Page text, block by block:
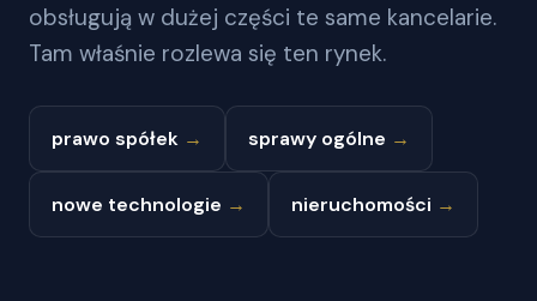
obsługują w dużej części te same kancelarie.
Tam właśnie rozlewa się ten rynek.
prawo spółek → sprawy ogólne →
nowe technologie → nieruchomości →